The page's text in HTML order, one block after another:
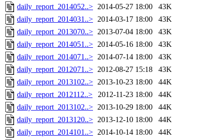
daily_report_2014052..> 2014-05-27 18:00
43K
daily_report_2014031..> 2014-03-17 18:00
43K
daily_report_2013070..> 2013-07-04 18:00
43K
daily_report_2014051..> 2014-05-16 18:00
43K
daily_report_2014071..> 2014-07-14 18:00
43K
daily_report_2012071..> 2012-08-27 15:18
43K
daily_report_2013102..> 2013-10-23 18:00
44K
daily_report_2012112..>
2012-11-23 18:00
44K
daily_report_2013102..> 2013-10-29 18:00
44K
daily_report_2013120..> 2013-12-10 18:00
44K
daily_report_2014101..> 2014-10-14 18:00
44K